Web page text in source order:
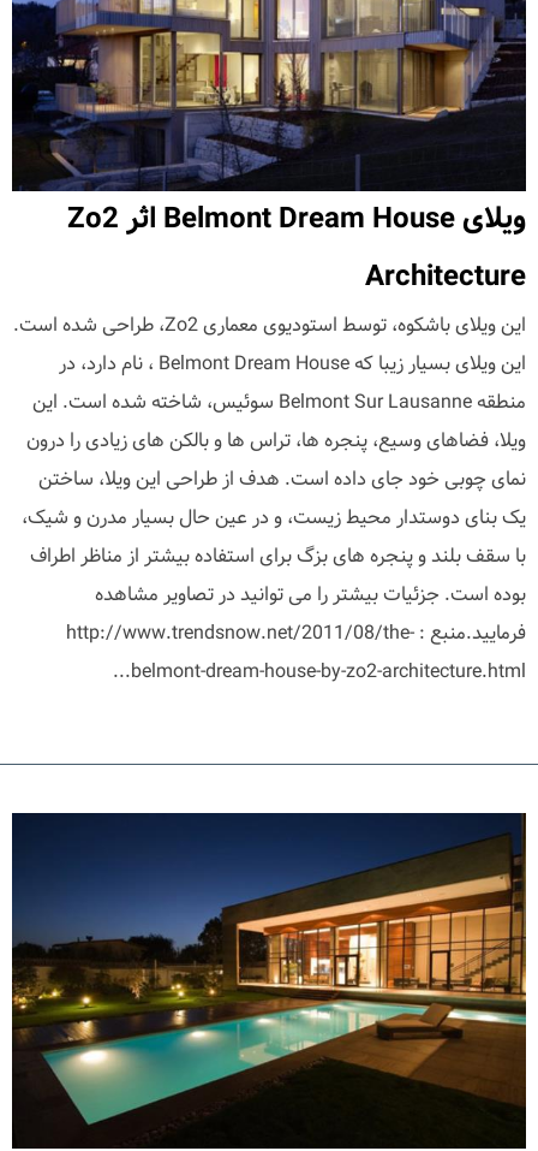
ویلای Belmont Dream House اثر Zo2
Architecture
این ویلای باشکوه، توسط استودیوی معماری Zo2، طراحی شده است.
این ویلای بسیار زیبا که Belmont Dream House ، نام دارد، در
منطقه Belmont Sur Lausanne سوئیس، شاخته شده است. این
ویلا، فضاهای وسیع، پنجره ها، تراس ها و بالکن های زیادی را درون
نمای چوبی خود جای داده است. هدف از طراحی این ویلا، ساختن
یک بنای دوستدار محیط زیست، و در عین حال بسیار مدرن و شیک،
با سقف بلند و پنجره های بزگ برای استفاده بیشتر از مناظر اطراف
بوده است. جزئیات بیشتر را می توانید در تصاویر مشاهده
فرمایید.منبع : http://www.trendsnow.net/2011/08/the-
belmont-dream-house-by-zo2-architecture.html...